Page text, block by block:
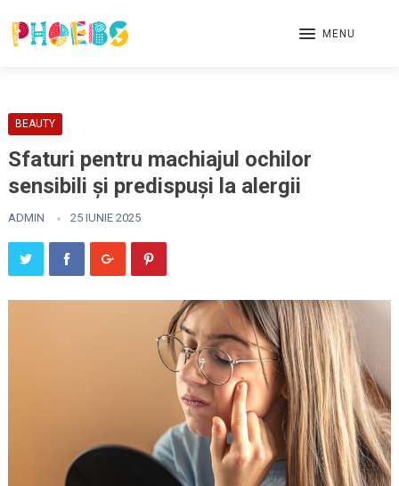
MENU
BEAUTY
Sfaturi pentru machiajul ochilor
sensibili și predispuși la alergii
ADMIN 25 IUNIE 2025